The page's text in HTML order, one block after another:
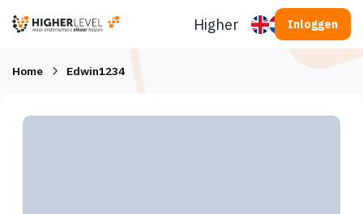
Higherlevel Inloggen
Home Edwin1234